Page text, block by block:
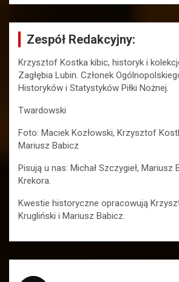
Zespół Redakcyjny:
Krzysztof Kostka kibic, historyk i
Zagłębia Lubin. Członek
Historyków i Statystyków Piłki Nożnej.
Twardowski
Foto: Maciek Kozłowski, Krzysztof
Mariusz Babicz
Pisują u nas: Michał Szczygieł, Mariusz
Krekora.
Kwestie historyczne opracowują
Krugliński i Mariusz Babicz.